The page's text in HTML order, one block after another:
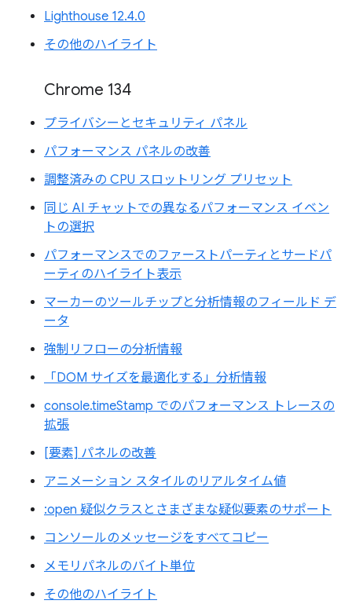
Lighthouse 12.4.0
その他のハイライト
Chrome 134
プライバシーとセキュリティ パネル
パフォーマンス パネルの改善
調整済みの CPU スロットリング プリセット
同じ AI チャットでの異なるパフォーマンス イベン
トの選択
パフォーマンスでのファーストパーティとサードパ
ーティのハイライト表示
マーカーのツールチップと分析情報のフィールド デ
ータ
強制リフローの分析情報
「DOM サイズを最適化する」分析情報
console.timeStamp でのパフォーマンス トレースの
拡張
[要素] パネルの改善
アニメーション スタイルのリアルタイム値
:open 疑似クラスとさまざまな疑似要素のサポート
コンソールのメッセージをすべてコピー
メモリパネルのバイト単位
その他のハイライト